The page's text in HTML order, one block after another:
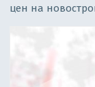
цен на